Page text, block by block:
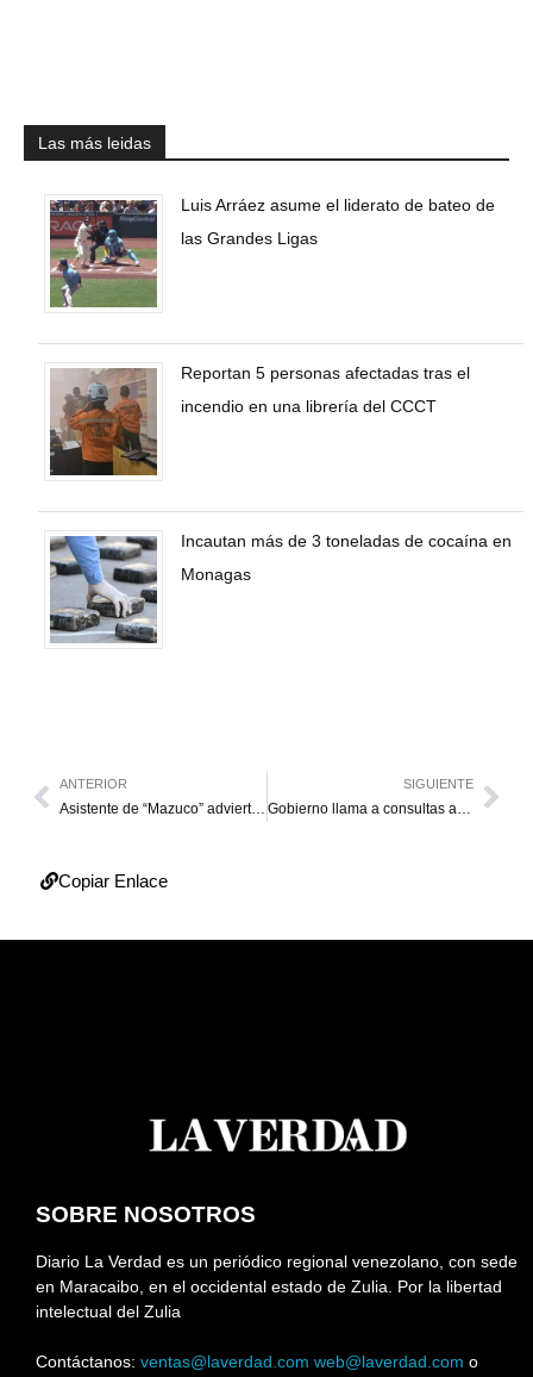
Las más leidas
Luis Arráez asume el liderato de bateo de
las Grandes Ligas
Reportan 5 personas afectadas tras el
incendio en una librería del CCCT
Incautan más de 3 toneladas de cocaína en
Monagas
ANTERIOR
Asistente de “Mazuco” advierte que van 30 días sin que se sepa de su paradero
SIGUIENTE
Gobierno llama a consultas a embajador en Brasil tras declaraciones “injerencistas”
Copiar Enlace
SOBRE NOSOTROS
Diario La Verdad es un periódico regional venezolano, con sede
en Maracaibo, en el occidental estado de Zulia. Por la libertad
intelectual del Zulia
Contáctanos: ventas@laverdad.com web@laverdad.com o